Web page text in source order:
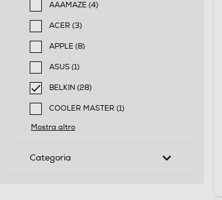
AAAMAZE (4)
Filtra per Marca: AAAMAZE
ACER (3)
Filtra per Marca: ACER
APPLE (8)
Filtra per Marca: APPLE
ASUS (1)
Filtra per Marca: ASUS
BELKIN (28)
selected Filtro applicato per Marca: BELKIN
COOLER MASTER (1)
Filtra per Marca: COOLER MASTER
Mostra altro
Categoria